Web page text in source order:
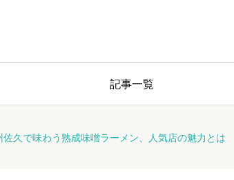
記事一覧
久で味わう熟成味噌ラーメン、人気店の魅力とは